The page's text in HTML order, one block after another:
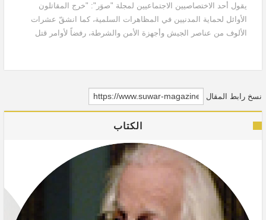
يقول أحد الاختصاصيين الاجتماعيين لمجلة "صوَر": "خرج المقاتلون
الأوائل لحماية المدنيين في المظاهرات السلمية، كما انشقّ عشرات
الألوف من عناصر الجيش وأجهزة الأمن والشرطة، رفضاً لأوامر قتل
نسخ رابط المقال
الكتاب